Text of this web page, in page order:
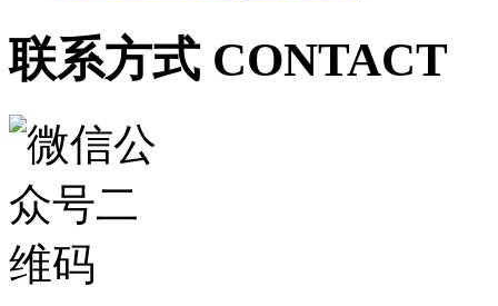
联系方式 CONTACT